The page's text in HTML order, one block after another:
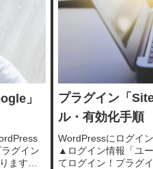
」
グイン
ます。
プラグイン「
ル・有効化手順
WordPressにログイ
▲ログイン情報「ユ
てログイン！プラグ